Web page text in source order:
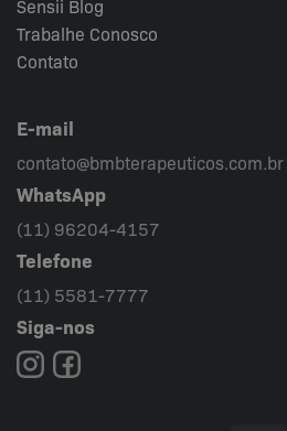
Sensii Blog
Trabalhe Conosco
Contato
E-mail
contato@bmbterapeuticos.com.br
WhatsApp
(11) 96204-4157
Telefone
(11) 5581-7777
Siga-nos